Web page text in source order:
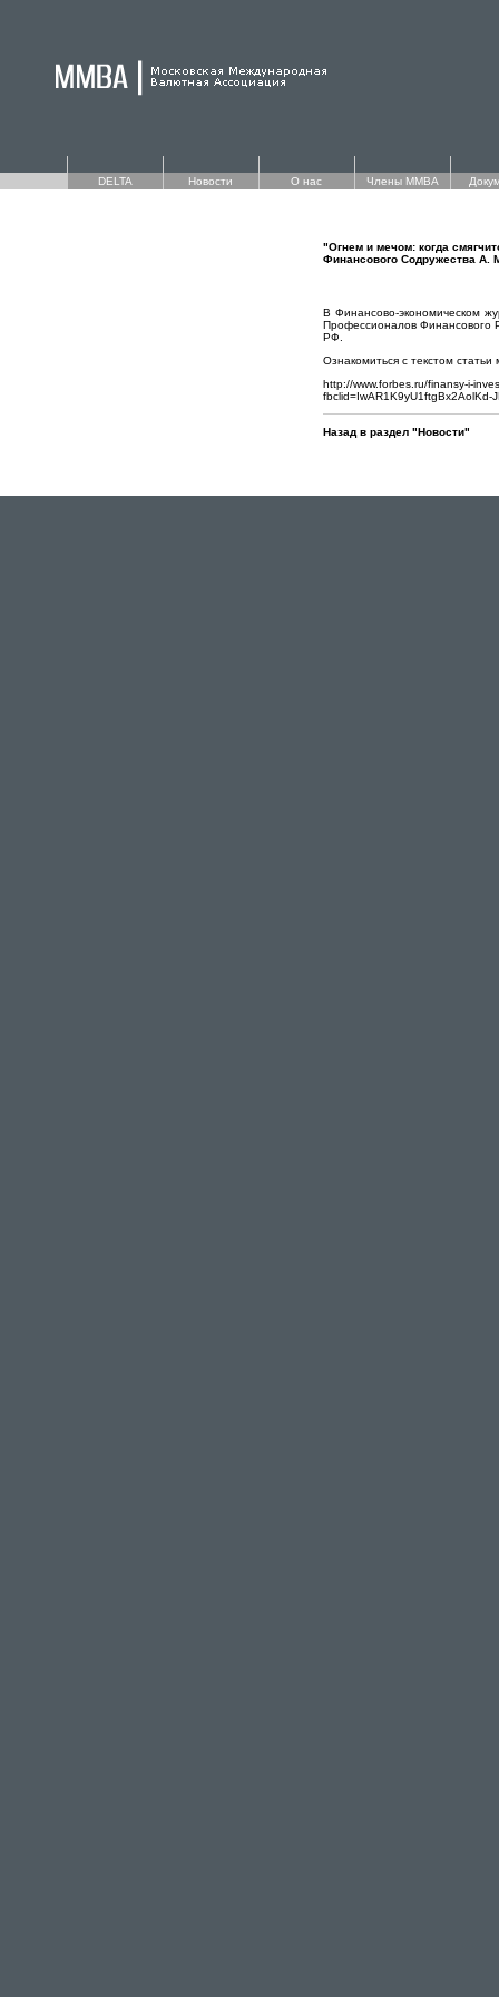
DELTA Новости О нас Члены ММВА
"Огнем и мечом: когда
Финансового Содружества А.
В Финансово-экономическом
Профессионалов Финансового
РФ.
Ознакомиться с текстом
http://www.forbes.ru/finansy-i-
fbclid=IwAR1K9yU1ftgBx2AolKd-
Назад в раздел "Новости"